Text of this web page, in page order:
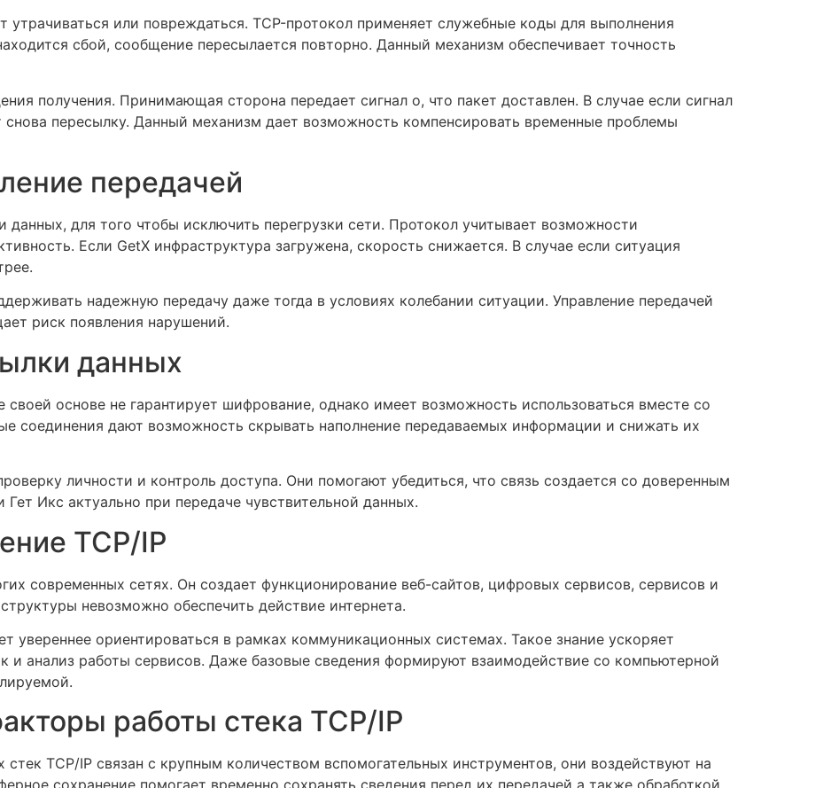
утрачиваться или повреждаться. TCP-протокол применяет служебные коды для выполнения
сбой, сообщение пересылается повторно. Данный механизм обеспечивает точность
получения. Принимающая сторона передает сигнал о, что пакет доставлен. В случае если сигнал
снова пересылку. Данный механизм дает возможность компенсировать временные проблемы
передачей
данных, для того чтобы исключить перегрузки сети. Протокол учитывает возможности
Если GetX инфраструктура загружена, скорость снижается. В случае если ситуация
надежную передачу даже тогда в условиях колебании ситуации. Управление передачей
риск появления нарушений.
данных
своей основе не гарантирует шифрование, однако имеет возможность использоваться вместе со
соединения дают возможность скрывать наполнение передаваемых информации и снижать их
личности и контроль доступа. Они помогают убедиться, что связь создается со доверенным
Икс актуально при передаче чувствительной данных.
TCP/IP
современных сетях. Он создает функционирование веб-сайтов, цифровых сервисов, сервисов и
невозможно обеспечить действие интернета.
увереннее ориентироваться в рамках коммуникационных системах. Такое знание ускоряет
и анализ работы сервисов. Даже базовые сведения формируют взаимодействие со компьютерной
работы стека TCP/IP
стек TCP/IP связан с крупным количеством вспомогательных инструментов, они воздействуют на